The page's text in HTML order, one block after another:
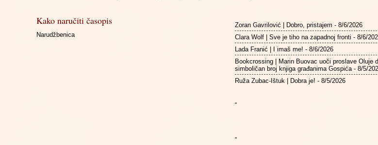
Kako naručiti časopis
Narudžbenica
Zoran Gavrilović | Dobro, pristajem - 8/6/2026
Clara Wolf | Sve je tiho na zapadnoj fronti - 8/6/
Lada Franić | I imaš me! - 8/6/2026
Bookcrossing | Marin Buovac uoči proslave Oluje
simboličan broj knjiga građanima Gospića- 8/5/
Ruža Zubac-Ištuk | Dobra je! - 8/5/2026
“
”